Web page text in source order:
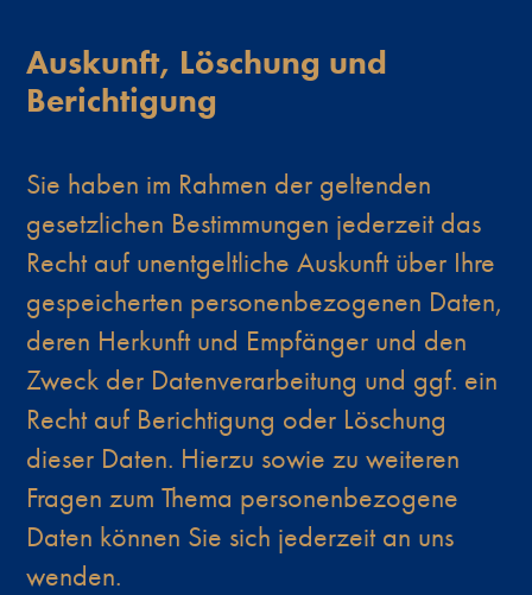
Auskunft, Löschung und
Berichtigung
Sie haben im Rahmen der geltenden
gesetzlichen Bestimmungen jederzeit das
Recht auf unentgeltliche Auskunft über Ihre
gespeicherten personenbezogenen Daten,
deren Herkunft und Empfänger und den
Zweck der Datenverarbeitung und ggf. ein
Recht auf Berichtigung oder Löschung
dieser Daten. Hierzu sowie zu weiteren
Fragen zum Thema personenbezogene
Daten können Sie sich jederzeit an uns
wenden.